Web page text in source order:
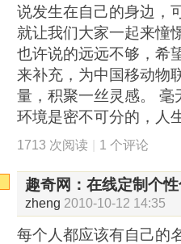
说发生在自己的身边，
就让我们大家一起来憧
也许说的远远不够，希
来补充，为中国移动物
量，积聚一丝灵感。
环境是密不可分的，人
1713 次阅读 | 1 个评论
趣奇网：在线定制个
zheng 2010-10-12 14:35
每个人都应该有自己的